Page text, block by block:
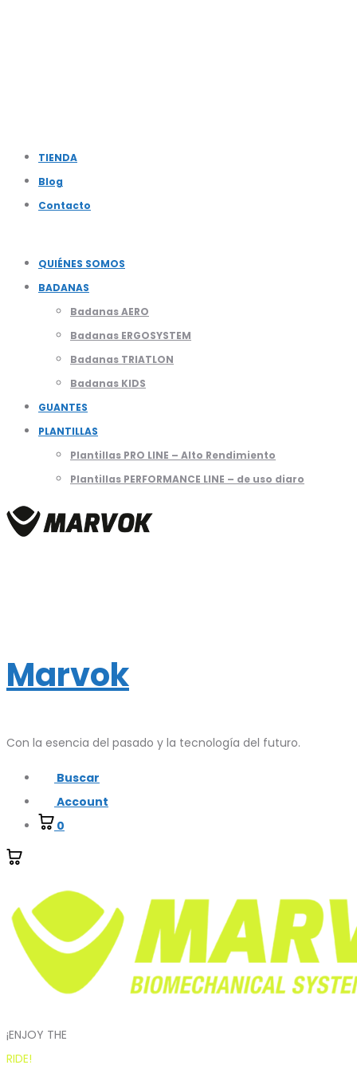
TIENDA
Blog
Contacto
QUIÉNES SOMOS
BADANAS
Badanas AERO
Badanas ERGOSYSTEM
Badanas TRIATLON
Badanas KIDS
GUANTES
PLANTILLAS
Plantillas PRO LINE – Alto Rendimiento
Plantillas PERFORMANCE LINE – de uso diaro
Marvok
Con la esencia del pasado y la tecnología del futuro.
Buscar
Account
0
¡ENJOY THE
RIDE!